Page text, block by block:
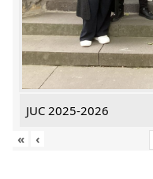
JUC 2025-2026
«
‹